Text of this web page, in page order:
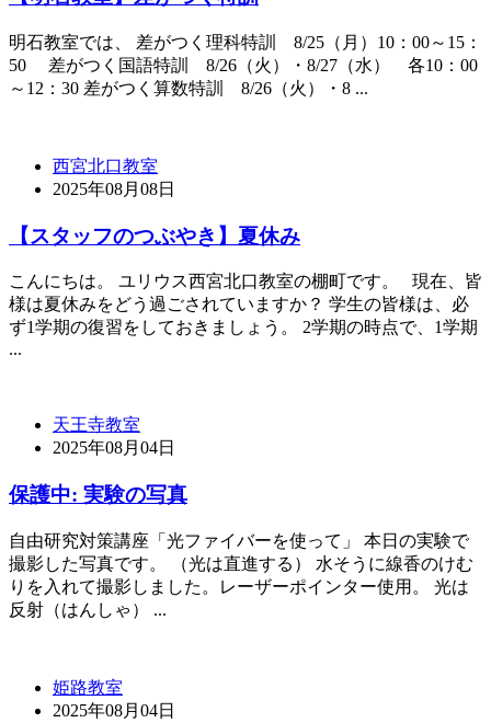
明石教室では、 差がつく理科特訓 8/25（月）10：00～15：
50 差がつく国語特訓 8/26（火）・8/27（水） 各10：00
～12：30 差がつく算数特訓 8/26（火）・8 ...
西宮北口教室
2025年08月08日
【スタッフのつぶやき】夏休み
こんにちは。 ユリウス西宮北口教室の棚町です。 現在、皆
様は夏休みをどう過ごされていますか？ 学生の皆様は、必
ず1学期の復習をしておきましょう。 2学期の時点で、1学期
...
天王寺教室
2025年08月04日
保護中: 実験の写真
自由研究対策講座「光ファイバーを使って」 本日の実験で
撮影した写真です。 （光は直進する） 水そうに線香のけむ
りを入れて撮影しました。レーザーポインター使用。 光は
反射（はんしゃ） ...
姫路教室
2025年08月04日